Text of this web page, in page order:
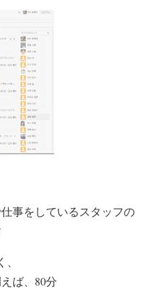
事をしているスタッフの
ば、80分